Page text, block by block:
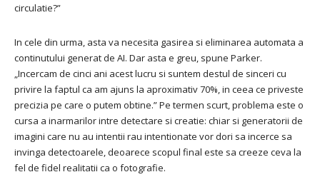
circulatie?”
In cele din urma, asta va necesita gasirea si eliminarea automata a
continutului generat de AI. Dar asta e greu, spune Parker.
„Incercam de cinci ani acest lucru si suntem destul de sinceri cu
privire la faptul ca am ajuns la aproximativ 70%, in ceea ce priveste
precizia pe care o putem obtine.” Pe termen scurt, problema este o
cursa a inarmarilor intre detectare si creatie: chiar si generatorii de
imagini care nu au intentii rau intentionate vor dori sa incerce sa
invinga detectoarele, deoarece scopul final este sa creeze ceva la
fel de fidel realitatii ca o fotografie.